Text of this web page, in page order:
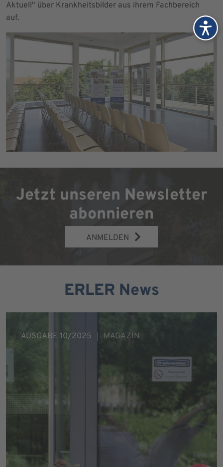
Aktuell" über Krankheitsbilder aus ihrem Fachbereich
auf.
Jetzt unseren Newsletter
abonnieren
ANMELDEN
ERLER News
AUSGABE 10/2025 MAGAZIN